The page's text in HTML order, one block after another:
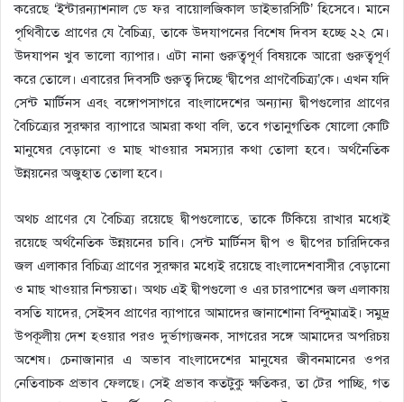
করেছে ‘ইন্টারন্যাশনাল ডে ফর বায়োলজিকাল ডাইভারসিটি’ হিসেবে। মানে
পৃথিবীতে প্রাণের যে বৈচিত্র্য, তাকে উদযাপনের বিশেষ দিবস হচ্ছে ২২ মে।
উদযাপন খুব ভালো ব্যাপার। এটা নানা গুরুত্বপূর্ণ বিষয়কে আরো গুরুত্বপূর্ণ
করে তোলে। এবারের দিবসটি গুরুত্ব দিচ্ছে ‘দ্বীপের প্রাণবৈচিত্র্য’কে। এখন যদি
সেন্ট মার্টিনস এবং বঙ্গোপসাগরে বাংলাদেশের অন্যান্য দ্বীপগুলোর প্রাণের
বৈচিত্র্যের সুরক্ষার ব্যাপারে আমরা কথা বলি, তবে গতানুগতিক ষোলো কোটি
মানুষের বেড়ানো ও মাছ খাওয়ার সমস্যার কথা তোলা হবে। অর্থনৈতিক
উন্নয়নের অজুহাত তোলা হবে।
অথচ প্রাণের যে বৈচিত্র্য রয়েছে দ্বীপগুলোতে, তাকে টিকিয়ে রাখার মধ্যেই
রয়েছে অর্থনৈতিক উন্নয়নের চাবি। সেন্ট মার্টিনস দ্বীপ ও দ্বীপের চারিদিকের
জল এলাকার বিচিত্র্য প্রাণের সুরক্ষার মধ্যেই রয়েছে বাংলাদেশবাসীর বেড়ানো
ও মাছ খাওয়ার নিশ্চয়তা। অথচ এই দ্বীপগুলো ও এর চারপাশের জল এলাকায়
বসতি যাদের, সেইসব প্রাণের ব্যাপারে আমাদের জানাশোনা বিন্দুমাত্রই। সমুদ্র
উপকূলীয় দেশ হওয়ার পরও দুর্ভাগ্যজনক, সাগরের সঙ্গে আমাদের অপরিচয়
অশেষ। চেনাজানার এ অভাব বাংলাদেশের মানুষের জীবনমানের ওপর
নেতিবাচক প্রভাব ফেলছে। সেই প্রভাব কতটুকু ক্ষতিকর, তা টের পাচ্ছি, গত